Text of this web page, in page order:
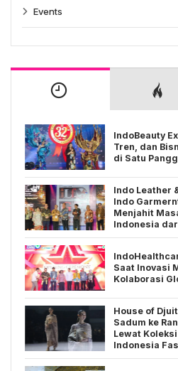
Events
IndoBeauty
Tren, dan
di Satu
Indo Leather
Indo
Menjahit
Indonesia
Saat Inovasi
Kolaborasi
House of
Sadum ke
Lewat
Indonesia